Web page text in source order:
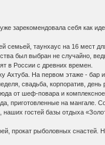
себя как
таунхаус на 16 мест
был выбран не случайно,
в России с древних времен.
На первом этаже - бар
свадьба, корпоратив,
от шеф-повара и
приготовленные на
гостей базы отдыха
рыболовных снастей.